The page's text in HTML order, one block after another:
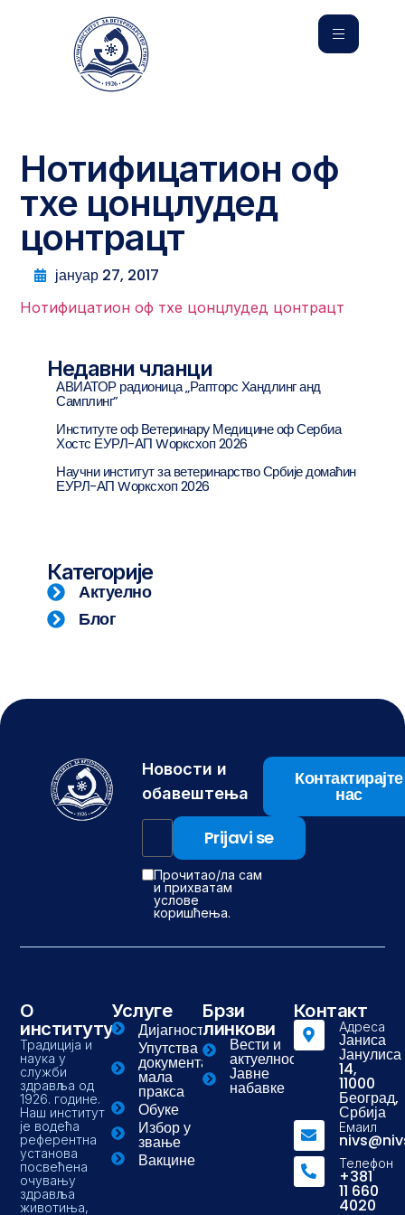
Нотифицатион оф
тхе цонцлудед
цонтрацт
јануар 27, 2017
Нотифицатион оф тхе цонцлудед цонтрацт
Недавни чланци
АВИАТОР радионица „Рапторс Хандлинг анд
Самплинг”
Институте оф Ветеринарy Медицине оф Сербиа
Хостс ЕУРЛ-АП Wорксхоп 2026
Научни институт за ветеринарство Србије домаћин
ЕУРЛ-АП Wорксхоп 2026
Категорије
Актуелно
Блог
Новости и
обавештења
Прочитао/ла сам
и прихватам
услове
коришћења.
Контактирајте
нас
О
институту
Традиција и
наука у
служби
здравља од
1926. године.
Наш институт
је водећа
референтна
установа
посвећена
очувању
здравља
животиња,
Услуге
Дијагностика
Упутства и
документа-
мала
пракса
Обуке
Избор у
звање
Вакцине
Брзи
линкови
Вести и
актуелности
Јавне
набавке
Контакт
Адреса
Јаниса
Јанулиса
14,
11000
Београд,
Србија
Емаил
Телефон
+381
11 660
4020